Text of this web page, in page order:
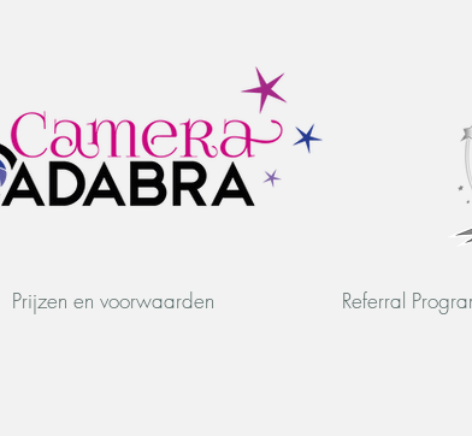
Prijzen en voorwaarden Referral